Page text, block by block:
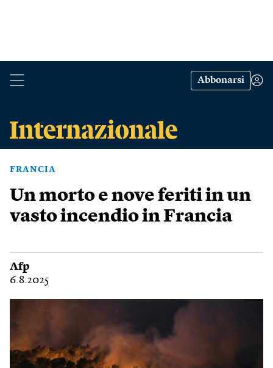
Abbonarsi
FRANCIA
Un morto e nove feriti in un
vasto incendio in Francia
Afp
6.8.2025